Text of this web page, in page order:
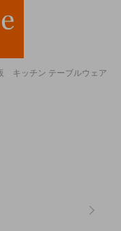
キッチン テーブルウェア